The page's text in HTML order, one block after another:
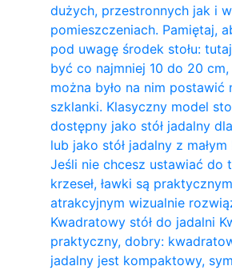
dużych, przestronnych jak i
pomieszczeniach. Pamiętaj,
pod uwagę środek stołu:
być co najmniej 10 do 20 cm,
można było na nim postawić
szklanki. Klasyczny model
dostępny jako stół jadalny
lub jako stół jadalny z małym
Jeśli nie chcesz ustawiać do
krzeseł, ławki są
atrakcyjnym wizualnie
Kwadratowy stół do ​​jadalni
praktyczny, dobry:
jadalny jest kompaktowy,